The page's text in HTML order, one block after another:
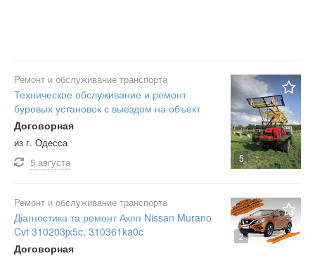
5
Ремонт и обслуживание транспорта
Техническое обслуживание и ремонт
буровых установок с выездом на объект
Договорная
из г. Одесса
5 августа
2
Ремонт и обслуживание транспорта
Діагностика та ремонт Акпп Nissan Murano
Cvt 310203jx5c, 310361ka0c
Договорная